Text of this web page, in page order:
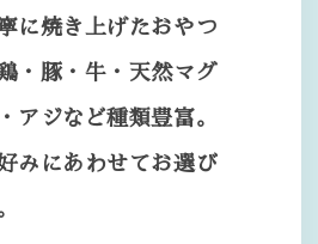
に焼き上げたおやつ
・豚・牛・天然マグ
アジなど種類豊富。
みにあわせてお選び